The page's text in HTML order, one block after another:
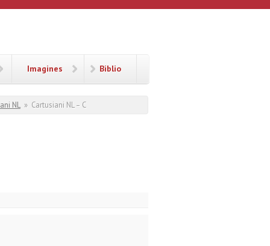
Imagines Biblio
NL » Cartusiani NL – C